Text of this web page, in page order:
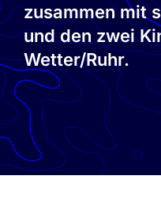
zusammen mit
und den zwei
Wetter/Ruhr.